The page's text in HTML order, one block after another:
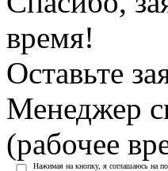
время!
Оставьте
Менеджер
(рабочее
Нажимая на кнопку, я соглашаюсь на